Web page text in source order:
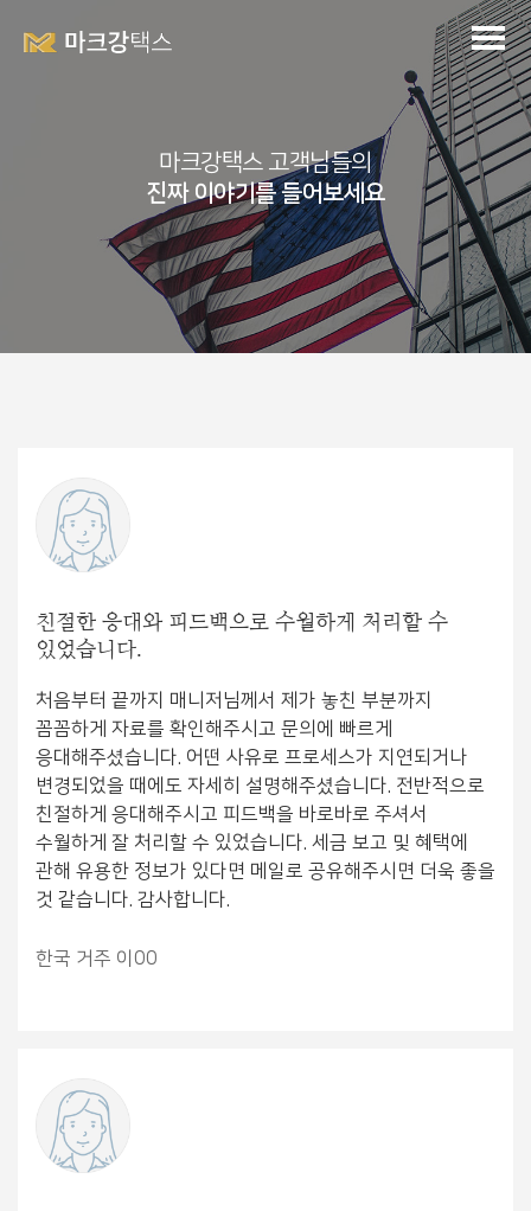
마크강택스 고객님들의
진짜 이야기를 들어보세요
친절한 응대와 피드백으로 수월하게 처리할 수
있었습니다.
처음부터 끝까지 매니저님께서 제가 놓친 부분까지
꼼꼼하게 자료를 확인해주시고 문의에 빠르게
응대해주셨습니다. 어떤 사유로 프로세스가 지연되거나
변경되었을 때에도 자세히 설명해주셨습니다. 전반적으로
친절하게 응대해주시고 피드백을 바로바로 주셔서
수월하게 잘 처리할 수 있었습니다. 세금 보고 및 혜택에
관해 유용한 정보가 있다면 메일로 공유해주시면 더욱 좋을
것 같습니다. 감사합니다.
한국 거주 이00